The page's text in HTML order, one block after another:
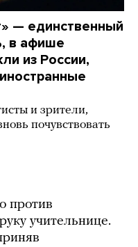
— единственный
в афише
из России,
и зрители,
почувствовать
против
учительнице.